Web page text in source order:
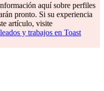
aquí sobre perfiles
pronto. Si su experiencia
artículo, visite
y trabajos en Toast